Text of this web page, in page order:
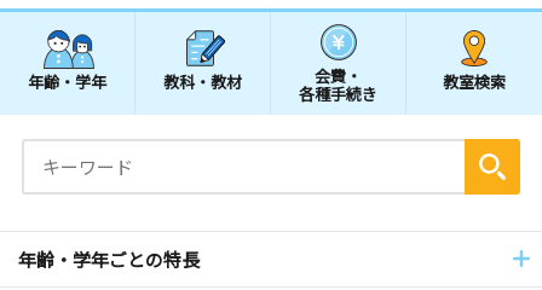
年齢・学年 教科・教材 会費・
各種手続き
教室検索
年齢・学年ごとの特長